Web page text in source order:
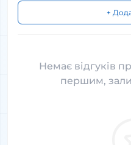
+
Немає відгуків
першим,